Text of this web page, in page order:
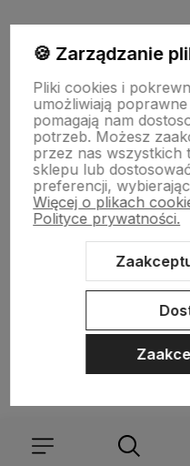
Wsparcie
O nas
Sklep internetowy Shoper
🍪 Zarządzanie
Pliki cookies i
umożliwiają poprawne
pomagają nam
potrzeb. Możesz
przez nas wszystkich
sklepu lub
preferencji,
Więcej o plikach
Polityce prywatności.